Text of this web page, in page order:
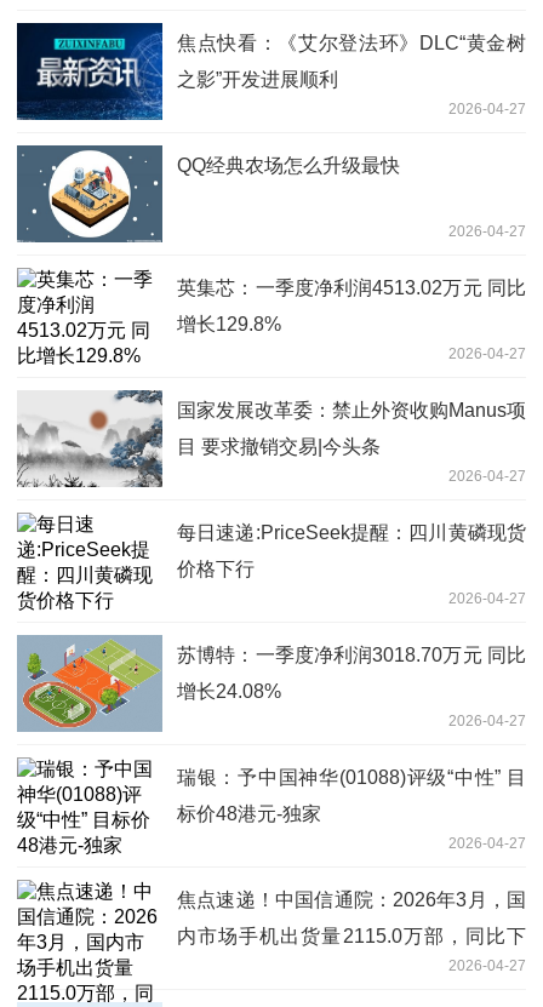
焦点快看：《艾尔登法环》DLC“黄金树
之影”开发进展顺利
2026-04-27
QQ经典农场怎么升级最快
2026-04-27
英集芯：一季度净利润4513.02万元 同比
增长129.8%
2026-04-27
国家发展改革委：禁止外资收购Manus项
目 要求撤销交易|今头条
2026-04-27
每日速递:PriceSeek提醒：四川黄磷现货
价格下行
2026-04-27
苏博特：一季度净利润3018.70万元 同比
增长24.08%
2026-04-27
瑞银：予中国神华(01088)评级“中性” 目
标价48港元-独家
2026-04-27
焦点速递！中国信通院：2026年3月，国
内市场手机出货量2115.0万部，同比下
2026-04-27